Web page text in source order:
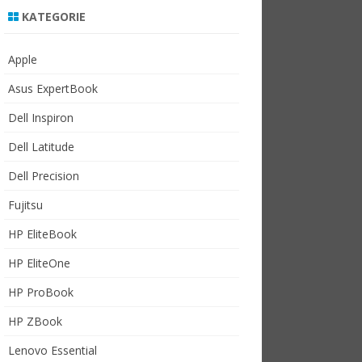
KATEGORIE
Apple
Asus ExpertBook
Dell Inspiron
Dell Latitude
Dell Precision
Fujitsu
HP EliteBook
HP EliteOne
HP ProBook
HP ZBook
Lenovo Essential